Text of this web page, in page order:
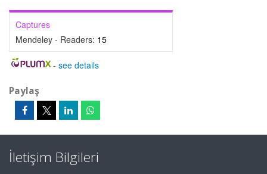
Captures
Mendeley - Readers: 15
- see details
Paylaş
İletişim Bilgileri